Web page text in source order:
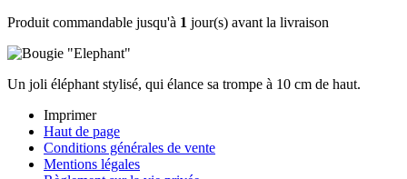
Produit commandable jusqu'à 1 jour(s) avant la livraison
Un joli éléphant stylisé, qui élance sa trompe à 10 cm de haut.
Imprimer
Haut de page
Conditions générales de vente
Mentions légales